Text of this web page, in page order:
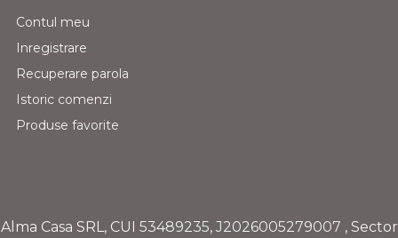
Contul meu
Inregistrare
Recuperare parola
Istoric comenzi
Produse favorite
Alma Casa SRL, CUI 53489235, J2026005279007 , Sector